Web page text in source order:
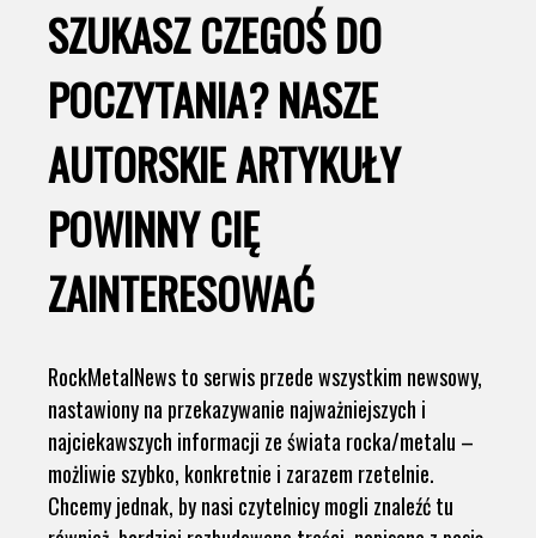
SZUKASZ CZEGOŚ DO
POCZYTANIA? NASZE
AUTORSKIE ARTYKUŁY
POWINNY CIĘ
ZAINTERESOWAĆ
RockMetalNews to serwis przede wszystkim newsowy,
nastawiony na przekazywanie najważniejszych i
najciekawszych informacji ze świata rocka/metalu –
możliwie szybko, konkretnie i zarazem rzetelnie.
Chcemy jednak, by nasi czytelnicy mogli znaleźć tu